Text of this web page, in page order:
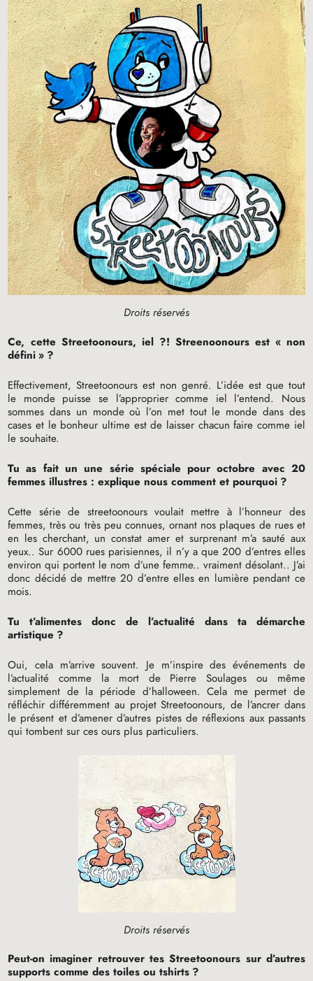
Droits réservés
Ce, cette Streetoonours, iel ?! Streenoonours est « non
défini» ?
Effectivement, Streetoonours est non genré. L’idée est que tout
le monde puisse se l’approprier comme iel l’entend. Nous
sommes dans un monde où l’on met tout le monde dans des
cases et le bonheur ultime est de laisser chacun faire comme iel
le souhaite.
Tu as fait un une série spéciale pour octobre avec 20
femmes illustres : explique nous comment et pourquoi ?
Cette série de streetoonours voulait mettre à l’honneur des
femmes, très ou très peu connues, ornant nos plaques de rues et
en les cherchant, un constat amer et surprenant m’a sauté aux
yeux.. Sur 6000 rues parisiennes, il n’y a que 200 d’entres elles
environ qui portent le nom d’une femme.. vraiment désolant.. J’ai
donc décidé de mettre 20 d’entre elles en lumière pendant ce
mois.
Tu t’alimentes donc de l’actualité dans ta démarche
artistique ?
Oui, cela m’arrive souvent. Je m’inspire des événements de
l’actualité comme la mort de Pierre Soulages ou même
simplement de la période d’halloween. Cela me permet de
réfléchir différemment au projet Streetoonours, de l’ancrer dans
le présent et d’amener d’autres pistes de réflexions aux passants
qui tombent sur ces ours plus particuliers.
Droits réservés
Peut-on imaginer retrouver tes Streetoonours sur d’autres
supports comme des toiles ou tshirts ?